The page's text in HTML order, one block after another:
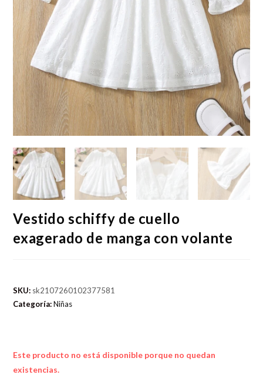
Vestido schiffy de cuello
exagerado de manga con volante
SKU: sk2107260102377581
Categoría:Niñas
Este producto no está disponible porque no quedan
existencias.